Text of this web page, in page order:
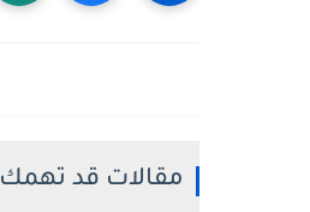
مقالات قد تهمك